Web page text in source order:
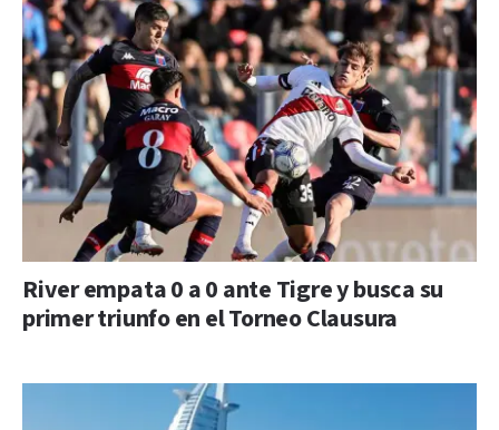
River empata 0 a 0 ante Tigre y busca su
primer triunfo en el Torneo Clausura